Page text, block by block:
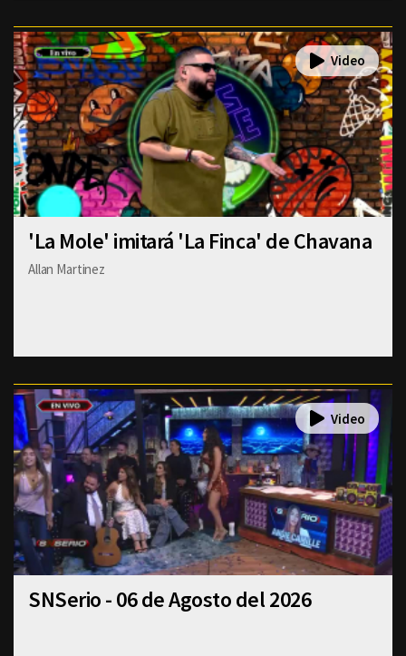
'La Mole' imitará 'La Finca' de Chavana
Allan Martinez
SNSerio - 06 de Agosto del 2026